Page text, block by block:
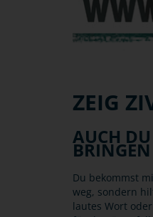
ZEIG
AUCH
BRINGEN
Du bekommst
weg, sondern
lautes Wort